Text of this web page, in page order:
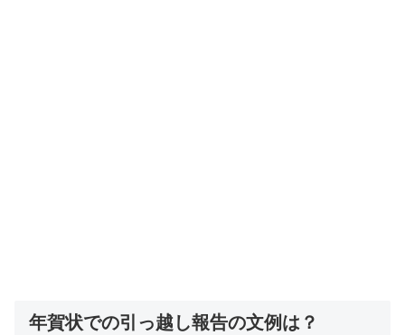
年賀状での引っ越し報告の文例は？